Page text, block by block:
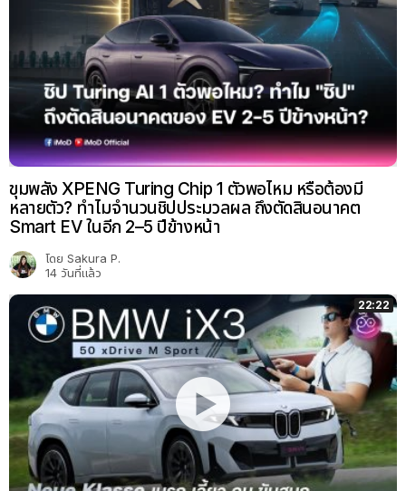
ขุมพลัง XPENG Turing Chip 1 ตัวพอไหม หรือต้องมี
หลายตัว? ทำไมจำนวนชิปประมวลผล ถึงตัดสินอนาคต
Smart EV ในอีก 2–5 ปีข้างหน้า
โดย Sakura P.
14 วันที่แล้ว
22:22